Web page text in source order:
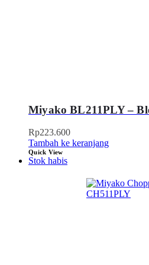
Miyako BL211PLY –
Rp223.600
Tambah ke keranjang
Quick View
Stok habis